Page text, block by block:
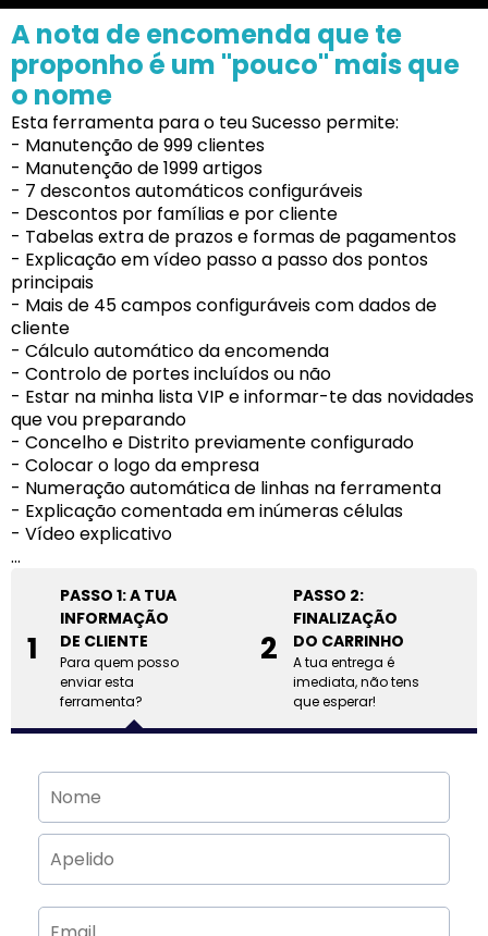
A nota de encomenda que te
proponho é um "pouco" mais que
o nome
Esta ferramenta para o teu Sucesso permite:
- Manutenção de 999 clientes
- Manutenção de 1999 artigos
- 7 descontos automáticos configuráveis
- Descontos por famílias e por cliente
- Tabelas extra de prazos e formas de pagamentos
- Explicação em vídeo passo a passo dos pontos
principais
- Mais de 45 campos configuráveis com dados de
cliente
- Cálculo automático da encomenda
- Controlo de portes incluídos ou não
- Estar na minha lista VIP e informar-te das novidades
que vou preparando
- Concelho e Distrito previamente configurado
- Colocar o logo da empresa
- Numeração automática de linhas na ferramenta
- Explicação comentada em inúmeras células
- Vídeo explicativo
…
1
PASSO 1: A TUA
INFORMAÇÃO
DE CLIENTE
Para quem posso
enviar esta
ferramenta?
2
PASSO 2:
FINALIZAÇÃO
DO CARRINHO
A tua entrega é
imediata, não tens
que esperar!